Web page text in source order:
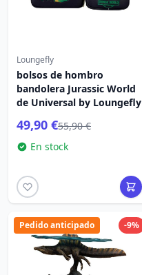
Loungefly
bolsos de hombro
bandolera Jurassic World
de Universal by Loungefly
49,90 €55,90 €
En stock
-9%
Pedido anticipado